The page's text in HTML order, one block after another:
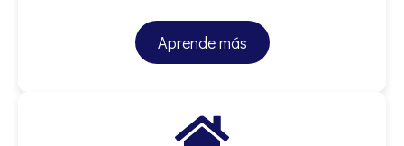
Aprende más